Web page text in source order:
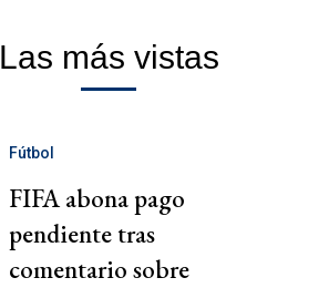
Las más vistas
Fútbol
FIFA abona pago
pendiente tras
comentario sobre